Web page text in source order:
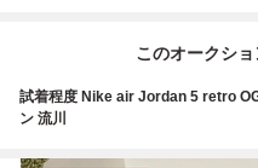
このオークシ
試着程度 Nike air Jordan 5 retro
ン 流川